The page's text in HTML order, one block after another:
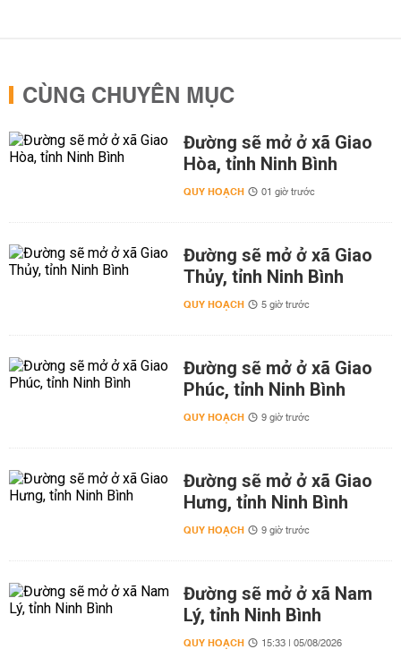
CÙNG CHUYÊN MỤC
Đường sẽ mở ở xã Giao
Hòa, tỉnh Ninh Bình
QUY HOẠCH 01 giờ trước
Đường sẽ mở ở xã Giao
Thủy, tỉnh Ninh Bình
QUY HOẠCH 5 giờ trước
Đường sẽ mở ở xã Giao
Phúc, tỉnh Ninh Bình
QUY HOẠCH 9 giờ trước
Đường sẽ mở ở xã Giao
Hưng, tỉnh Ninh Bình
QUY HOẠCH 9 giờ trước
Đường sẽ mở ở xã Nam
Lý, tỉnh Ninh Bình
QUY HOẠCH 15:33 | 05/08/2026